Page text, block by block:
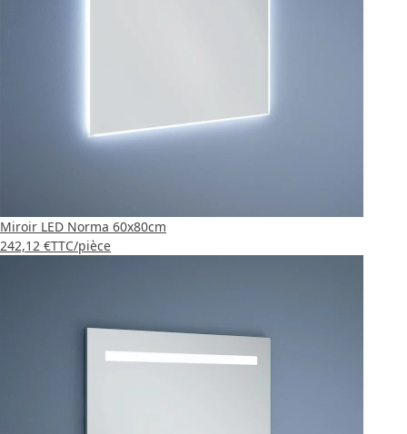
Miroir LED Norma 60x80cm
242,12 €TTC/pièce